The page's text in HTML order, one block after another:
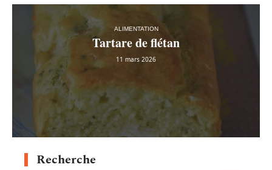
ALIMENTATION
Tartare de flétan
11 mars 2026
Recherche